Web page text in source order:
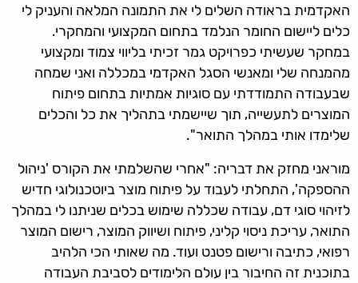
האקדמית בראודה השלים לי את התמונה המלאה והעניק לי
כלים ליישום החומר הנלמד בתחום המקצועי והמחקרי.
במחקר שעשיתי כפרויקט גמר זכיתי בליווי צמוד ומקצועי
מהמנחה שלי ומאנשי הסגל האקדמי במכללה ואני שמחה
שבעבודה התמודדתי עם סוגיות אמתיות בתחום פיתוח
המוצרים לתעשייה, תוך שיישמתי בתהליך את כל והכלים
שלימדו אותי במהלך התואר".
מוראני מחזק את דבריה: "אחרי שהשלמתי את הקורס 'ניהול
ההספקה', התחלתי לעבוד על פיתוח מוצר ביוטכנולוגי חדיש
לזיהוי סוגי דם, עבודה שכללה שימוש בכלים שניתנו לי במהלך
התואר, עריכת ניסוי קליני, פיתוח ושיווק המוצר, רישום המוצר
רפואי, כתיבה ורישום פטנט ועוד. מה שאותי הכי הלהיב
בתוכנית זה החיבור בין עולם הלימודים לסביבת העבודה